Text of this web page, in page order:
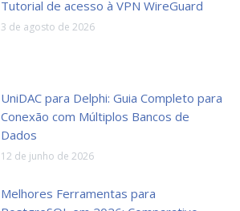
Tutorial de acesso à VPN WireGuard
3 de agosto de 2026
UniDAC para Delphi: Guia Completo para
Conexão com Múltiplos Bancos de
Dados
12 de junho de 2026
Melhores Ferramentas para